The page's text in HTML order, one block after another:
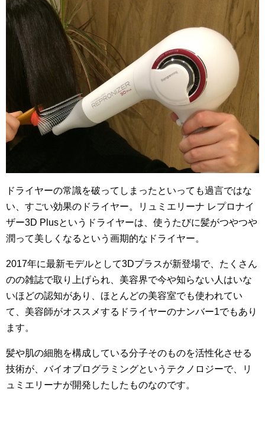
ドライヤーの常識を破ってしまったといっても過言ではな
い、すごい効果のドライヤー。リュミエリーナ レプロナイ
ザー3D Plusというドライヤーは、使うたびに髪がつやつや
潤って美しくなるという画期的なドライヤー。
2017年に最新モデルとして3Dプラスが新登場で、たくさん
のの雑誌で取り上げられ、美容界で今や知らない人はいな
いほどの認知があり、ほとんどの美容室でも使われてい
て、美容師がオススメするドライヤーのナンバー1でもあり
ます。
髪や肌の細胞を構成している分子そのものを活性化させる
技術が、バイオプログラミングというテクノロジーで、リ
ュミエリーナが開発したしたものなのです。